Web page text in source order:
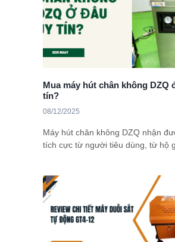
Mua máy hút chân không DZQ
tín?
08/12/2025
Máy hút chân không DZQ nhận
tích cực từ người tiêu dùng, từ hộ
là điều mà nhiều người dùng phân
nay. Bài viết dưới đây sẽ giải đáp
bạn, tham khảo ngay nhé!